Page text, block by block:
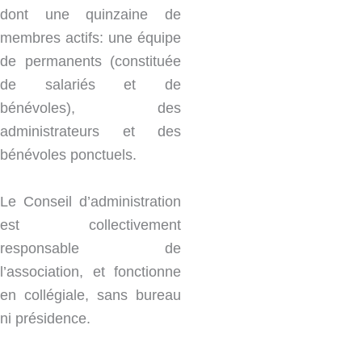
dont une quinzaine de
membres actifs: une équipe
de permanents (constituée
de salariés et de
bénévoles), des
administrateurs et des
bénévoles ponctuels.
Le Conseil d’administration
est collectivement
responsable de
l’association, et fonctionne
en collégiale, sans bureau
ni présidence.